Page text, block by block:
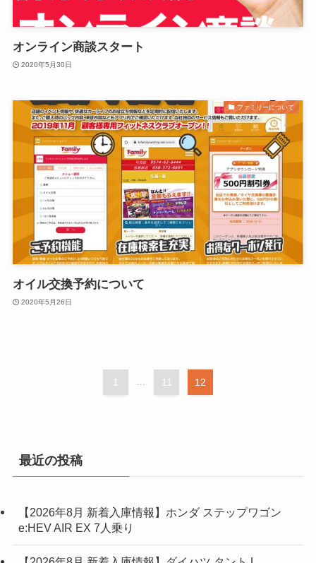
オンライン商談スタート
2020年5月30日
ファミリーについて
オイル交換予約について
2020年5月26日
1 ... 11 12
最近の投稿
【2026年8月 新着入庫情報】ホンダ ステップワゴン
e:HEV AIR EX 7人乗り